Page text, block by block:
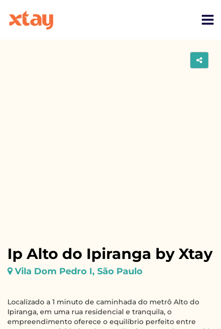
Ip Alto do Ipiranga by Xtay
Vila Dom Pedro I, São Paulo
Localizado a 1 minuto de caminhada do metrô Alto do
Ipiranga, em uma rua residencial e tranquila, o
empreendimento oferece o equilíbrio perfeito entre